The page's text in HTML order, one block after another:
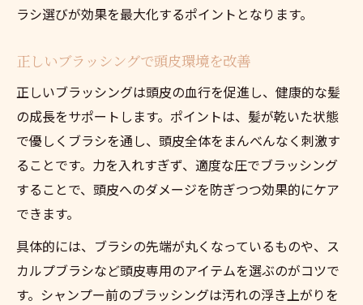
ラシ選びが効果を最大化するポイントとなります。
正しいブラッシングで頭皮環境を改善
正しいブラッシングは頭皮の血行を促進し、健康的な髪
の成長をサポートします。ポイントは、髪が乾いた状態
で優しくブラシを通し、頭皮全体をまんべんなく刺激す
ることです。力を入れすぎず、適度な圧でブラッシング
することで、頭皮へのダメージを防ぎつつ効果的にケア
できます。
具体的には、ブラシの先端が丸くなっているものや、ス
カルプブラシなど頭皮専用のアイテムを選ぶのがコツで
す。シャンプー前のブラッシングは汚れの浮き上がりを